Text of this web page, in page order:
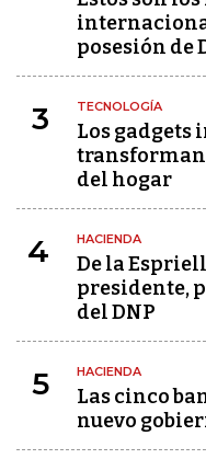
posesión de
3 TECNOLOGÍA
Los gadgets
del hogar
4 HACIENDA
De la
presidente,
del DNP
5 HACIENDA
Las cinco
nuevo